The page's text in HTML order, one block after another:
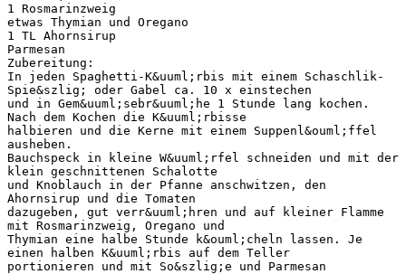
1 Rosmarinzweig
etwas Thymian und Oregano
1 TL Ahornsirup
Parmesan
Zubereitung:
In jeden Spaghetti-K&uuml;rbis mit einem Schaschlik-
Spie&szlig; oder Gabel ca. 10 x einstechen
und in Gem&uuml;sebr&uuml;he 1 Stunde lang kochen.
Nach dem Kochen die K&uuml;rbisse
halbieren und die Kerne mit einem Suppenl&ouml;ffel
ausheben.
Bauchspeck in kleine W&uuml;rfel schneiden und mit der
klein geschnittenen Schalotte
und Knoblauch in der Pfanne anschwitzen, den
Ahornsirup und die Tomaten
dazugeben, gut verr&uuml;hren und auf kleiner Flamme
mit Rosmarinzweig, Oregano und
Thymian eine halbe Stunde k&ouml;cheln lassen. Je
einen halben K&uuml;rbis auf dem Teller
portionieren und mit So&szlig;e und Parmesan